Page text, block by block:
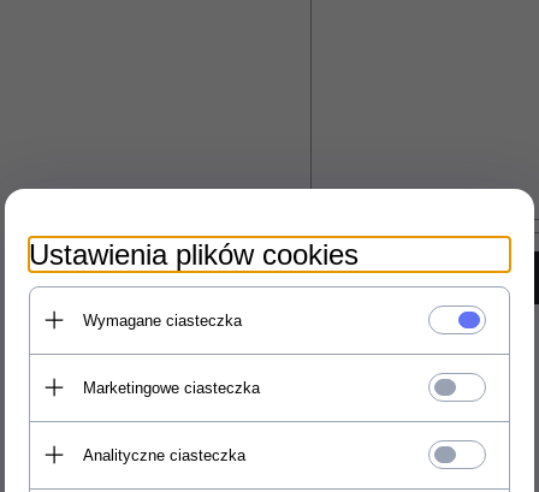
Ustawienia plików cookies
Wymagane ciasteczka
Marketingowe ciasteczka
Analityczne ciasteczka